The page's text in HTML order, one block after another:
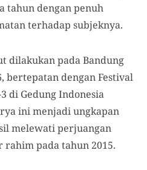
tahun dengan penuh
terhadap subjeknya.
dilakukan pada Bandung
bertepatan dengan Festival
di Gedung Indonesia
ini menjadi ungkapan
melewati perjuangan
rahim pada tahun 2015.